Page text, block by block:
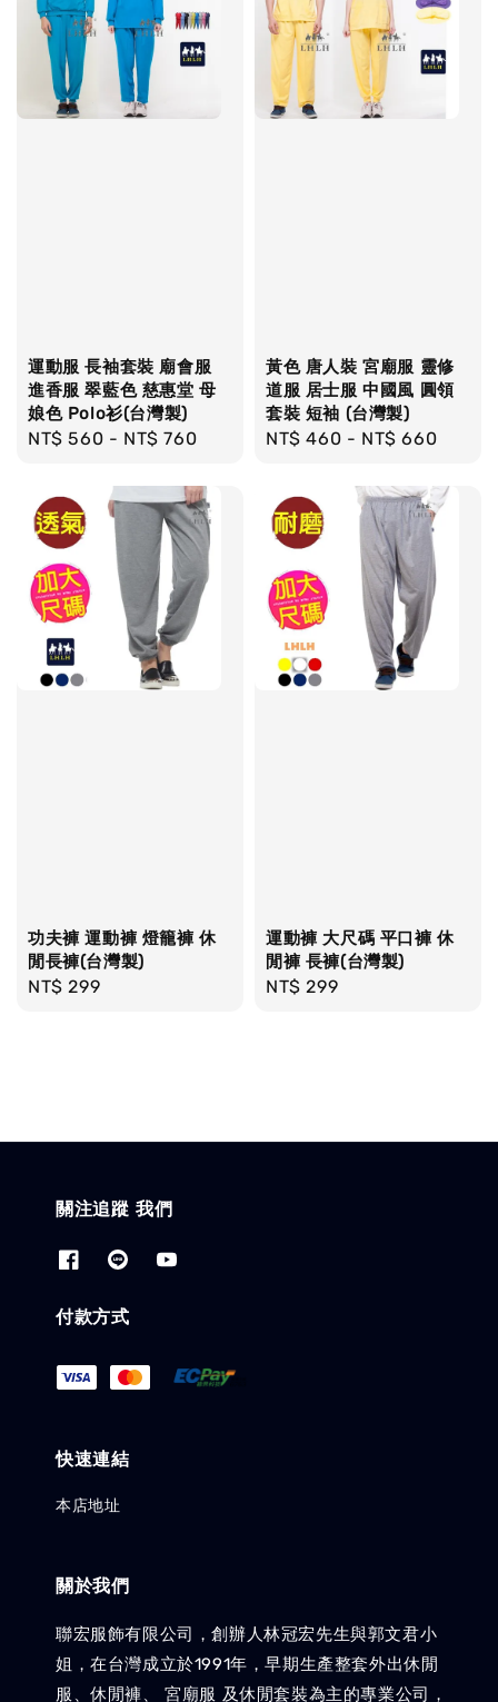
運動服 長袖套裝 廟會服
進香服 翠藍色 慈惠堂 母
娘色 Polo衫(台灣製)
Regular
NT$ 560 - NT$ 760
黃色 唐人裝 宮廟服 靈修
道服 居士服 中國風 圓領
套裝 短袖 (台灣製)
Regular
NT$ 460 - NT$ 660
功夫褲 運動褲 燈籠褲 休
閒長褲(台灣製)
Regular
NT$ 299
運動褲 大尺碼 平口褲 休
閒褲 長褲(台灣製)
Regular
NT$ 299
關注追蹤 我們
付款方式
快速連結
本店地址
關於我們
聯宏服飾有限公司，創辦人林冠宏先生與郭文君小
姐，在台灣成立於1991年，早期生產整套外出休閒
服、休閒褲、 宮廟服 及休閒套裝為主的專業公司，